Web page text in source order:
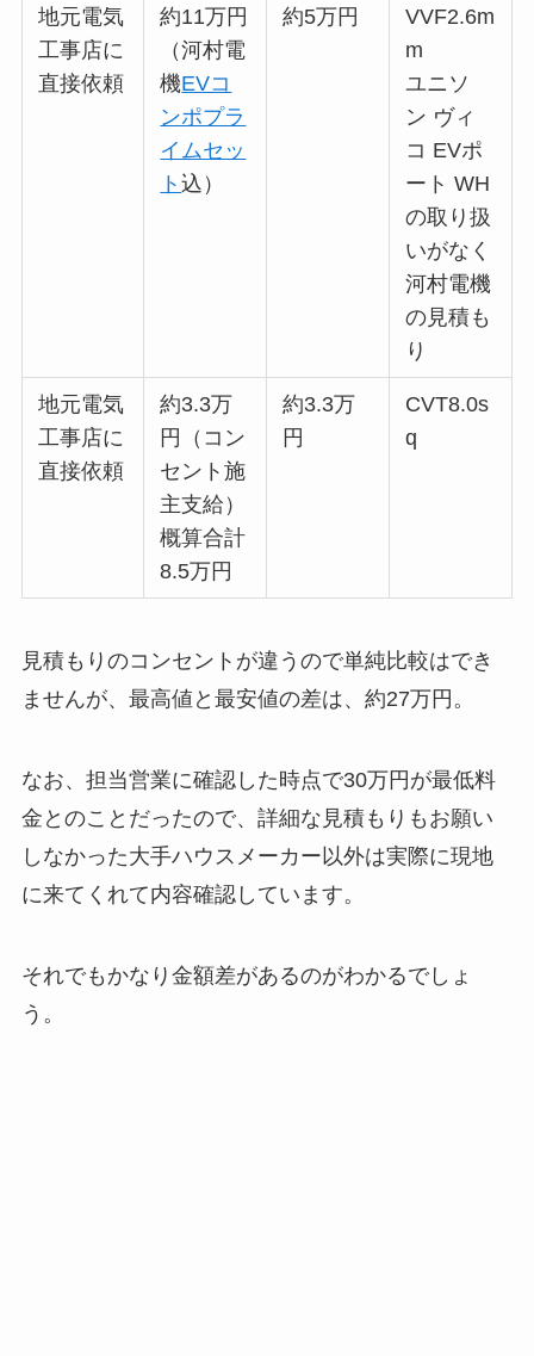
地元電気
工事店に
直接依頼
約11万円
（河村電
機EVコ
ンポプラ
イムセッ
ト込）
約5万円
VVF2.6m
m
ユニソ
ン ヴィ
コ EVポ
ート WH
の取り扱
いがなく
河村電機
の見積も
り
地元電気
工事店に
直接依頼
約3.3万
円（コン
セント施
主支給）
概算合計
8.5万円
約3.3万
円
CVT8.0s
q
見積もりのコンセントが違うので単純比較はでき
ませんが、最高値と最安値の差は、約27万円。
なお、担当営業に確認した時点で30万円が最低料
金とのことだったので、詳細な見積もりもお願い
しなかった大手ハウスメーカー以外は実際に現地
に来てくれて内容確認しています。
それでもかなり金額差があるのがわかるでしょ
う。